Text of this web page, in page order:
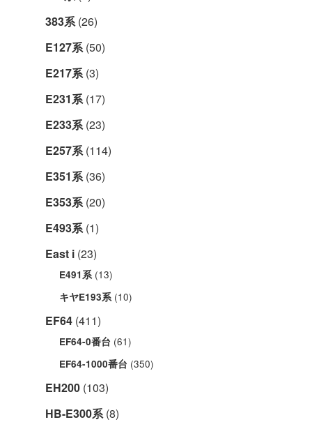
383系 (26)
E127系 (50)
E217系 (3)
E231系 (17)
E233系 (23)
E257系 (114)
E351系 (36)
E353系 (20)
E493系 (1)
East i (23)
E491系 (13)
キヤE193系 (10)
EF64 (411)
EF64-0番台 (61)
EF64-1000番台 (350)
EH200 (103)
HB-E300系 (8)